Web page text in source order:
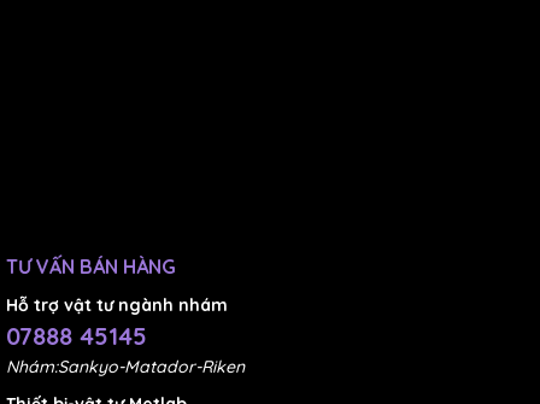
TƯ VẤN BÁN HÀNG
Hỗ trợ vật tư ngành nhám
07888 45145
Nhám:Sankyo-Matador-Riken